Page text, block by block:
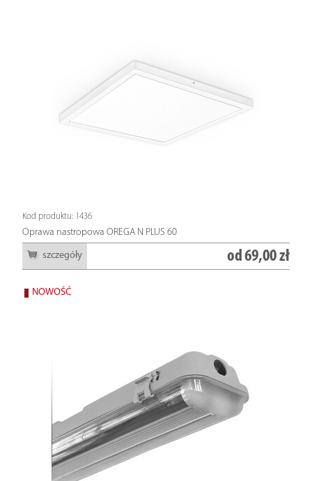
Kod produktu: 1436
Oprawa nastropowa OREGA N PLUS 60
szczegóły od69,00 zł
NOWOŚĆ